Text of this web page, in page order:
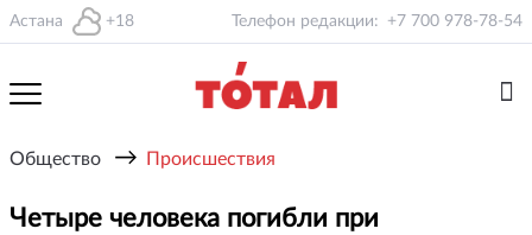
Астана +18 Телефон редакции: +7 700 978-78-54
Общество → Происшествия
Четыре человека погибли при